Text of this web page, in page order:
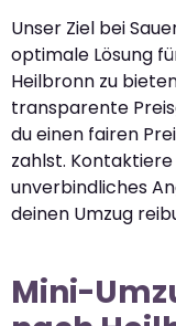
Unser Ziel bei
optimale Lösung
Heilbronn zu
transparente
du einen fairen
zahlst.
unverbindliches
deinen Umzug
Mini-